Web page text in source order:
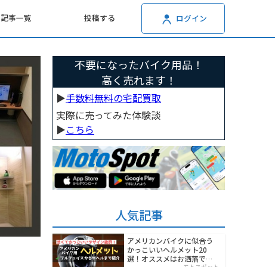
記事一覧 投稿する ログイン
不要になったバイク用品！
高く売れます！
▶︎手数料無料の宅配買取
実際に売ってみた体験談
▶︎こちら
人気記事
アメリカンバイクに似合う
かっこいいヘルメット20
選！オススメはお洒落でワ